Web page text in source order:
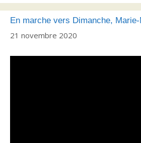
En marche vers Dimanche,
21 novembre 2020